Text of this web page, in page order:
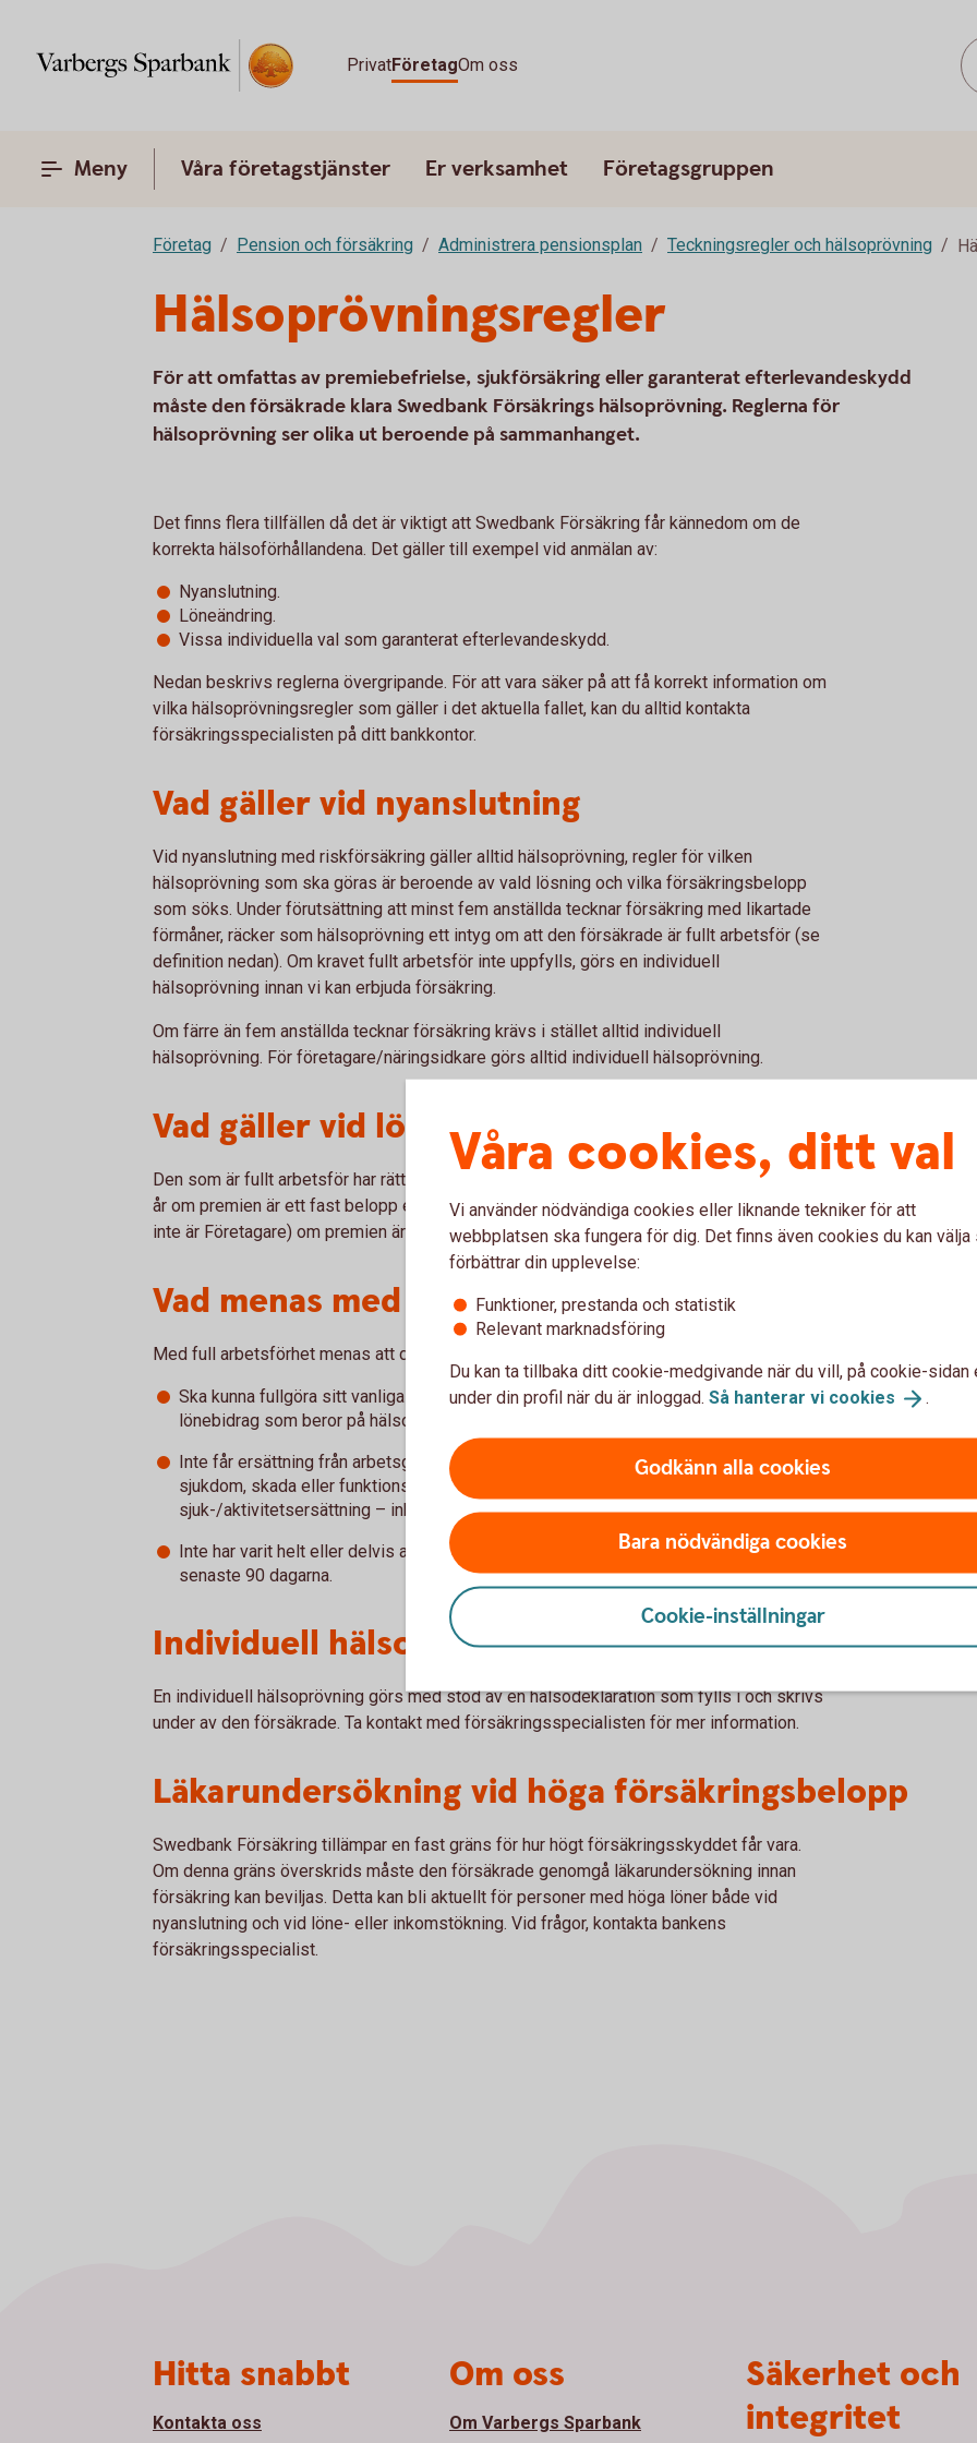
PrivatFöretagOm oss
Meny Våra företagstjänster Er verksamhet Företagsgruppen
Företag Pension och försäkring Administrera pensionsplan Teckningsregler och hälsoprövning
Hälsoprövningsregler
För att omfattas av premiebefrielse, sjukförsäkring eller garanterat efterlevandeskydd
måste den försäkrade klara Swedbank Försäkrings hälsoprövning. Reglerna för
hälsoprövning ser olika ut beroende på sammanhanget.
Det finns flera tillfällen då det är viktigt att Swedbank Försäkring får kännedom om de
korrekta hälsoförhållandena. Det gäller till exempel vid anmälan av:
Nyanslutning.
Löneändring.
Vissa individuella val som garanterat efterlevandeskydd.
Nedan beskrivs reglerna övergripande. För att vara säker på att få korrekt information om
vilka hälsoprövningsregler som gäller i det aktuella fallet, kan du alltid kontakta
försäkringsspecialisten på ditt bankkontor.
Vad gäller vid nyanslutning
Vid nyanslutning med riskförsäkring gäller alltid hälsoprövning, regler för vilken
hälsoprövning som ska göras är beroende av vald lösning och vilka försäkringsbelopp
som söks. Under förutsättning att minst fem anställda tecknar försäkring med likartade
förmåner, räcker som hälsoprövning ett intyg om att den försäkrade är fullt arbetsför (se
definition nedan). Om kravet fullt arbetsför inte uppfylls, görs en individuell
hälsoprövning innan vi kan erbjuda försäkring.
Om färre än fem anställda tecknar försäkring krävs i stället alltid individuell
hälsoprövning. För företagare/näringsidkare görs alltid individuell hälsoprövning.
Vad gäller vid löneändring
Den som är fullt arbetsför har rätt att höja försäkringsbeloppet med högst 10 procent per
år om premien är ett fast belopp eller med högst 15 procent (20 procent för anställd som
inte är Företagare) om premien är bestämd i procent av lön eller inkomst.
Vad menas med fullt arbetsför?
Med full arbetsförhet menas att du:
Ska kunna fullgöra sitt vanliga arbete utan anpassningar, inskränkningar eller
lönebidrag som beror på hälsoskäl.
Inte får ersättning från arbetsgivare eller Försäkringskassan som har samband med
sjukdom, skada eller funktionsnedsättning (t ex sjuklön, sjukpenning,
sjuk-/aktivitetsersättning – inklusive vilande sådan).
Inte har varit helt eller delvis arbetsoförmögen i mer än 14 dagar i följd under de
senaste 90 dagarna.
Individuell hälsoprövning
En individuell hälsoprövning görs med stöd av en hälsodeklaration som fylls i och skrivs
under av den försäkrade. Ta kontakt med försäkringsspecialisten för mer information.
Läkarundersökning vid höga försäkringsbelopp
Swedbank Försäkring tillämpar en fast gräns för hur högt försäkringsskyddet får vara.
Om denna gräns överskrids måste den försäkrade genomgå läkarundersökning innan
försäkring kan beviljas. Detta kan bli aktuellt för personer med höga löner både vid
nyanslutning och vid löne- eller inkomstökning. Vid frågor, kontakta bankens
försäkringsspecialist.
Våra cookies, ditt val
Vi använder nödvändiga cookies eller liknande tekniker för att
webbplatsen ska fungera för dig. Det finns även cookies du kan välja
förbättrar din upplevelse:
Funktioner, prestanda och statistik
Relevant marknadsföring
Du kan ta tillbaka ditt cookie-medgivande när du vill, på cookie-sidan
under din profil när du är inloggad. Så hanterar vi cookies .
Godkänn alla cookies
Bara nödvändiga cookies
Cookie-inställningar
Hitta snabbt
Kontakta oss
Om oss
Om Varbergs Sparbank
Säkerhet och
integritet